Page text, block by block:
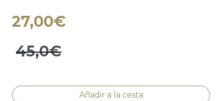
27,00€
45,0€